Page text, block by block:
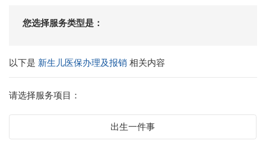
您选择服务类型是：
以下是 新生儿医保办理及报销相关内容
请选择服务项目：
出生一件事